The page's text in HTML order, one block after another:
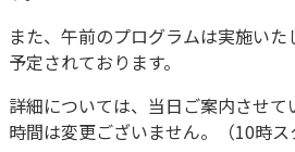
また、午前のプログラムは実施い
予定されております。
詳細については、当日ご案内させ
時間は変更ございません。（10時ス